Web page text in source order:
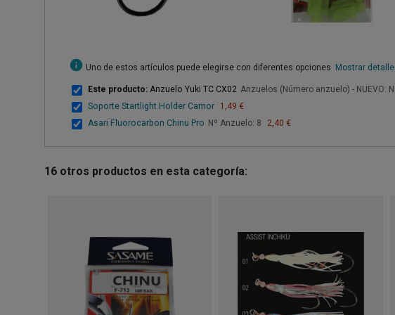
info Uno de estos artículos puede elegirse con diferentes opciones Mostrar
Este producto: Anzuelo Yuki TC CX02 Anzuelos (Número anzuelo) - NUEVO:
Soporte Startlight Holder Camor
1,49 €
Asari Fluorocarbon Chinu Pro Nº Anzuelo: 8 2,40 €
16 otros productos en esta categoría: